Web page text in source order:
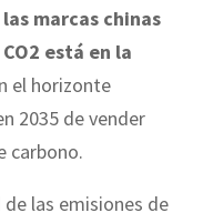
marcas chinas
está en la
el horizonte
2035 de vender
carbono.
las emisiones de